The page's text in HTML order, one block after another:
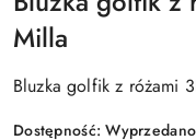
Milla
Bluzka golfik z różami
Dostępność: